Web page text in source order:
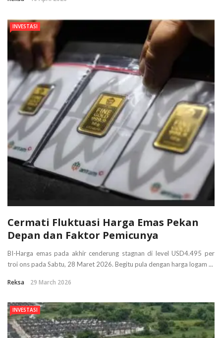
INVESTASI
Cermati Fluktuasi Harga Emas Pekan
Depan dan Faktor Pemicunya
BI-Harga emas pada akhir cenderung stagnan di level USD4.495 per
troi ons pada Sabtu, 28 Maret 2026. Begitu pula dengan harga logam ...
Reksa 29 March 2026
INVESTASI